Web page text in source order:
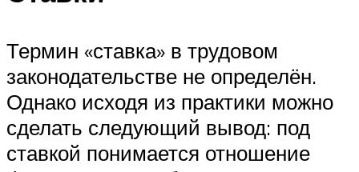
Термин «ставка» в трудовом
законодательстве не определён.
Однако исходя из практики можно
сделать следующий вывод: под
ставкой понимается отношение